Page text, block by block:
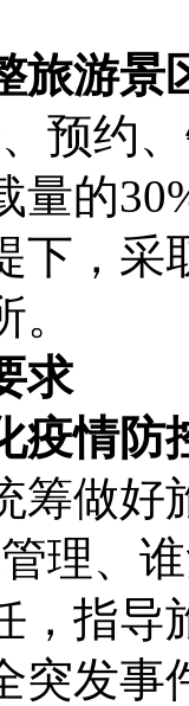
旅游
预约
量的
下，
求
疫情防
筹做好
理、
，指导
突发事